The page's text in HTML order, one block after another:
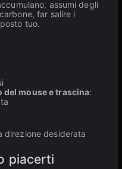
assumi degli
far salire i
tuo.
mouse e trascina:
direzione desiderata
piacerti